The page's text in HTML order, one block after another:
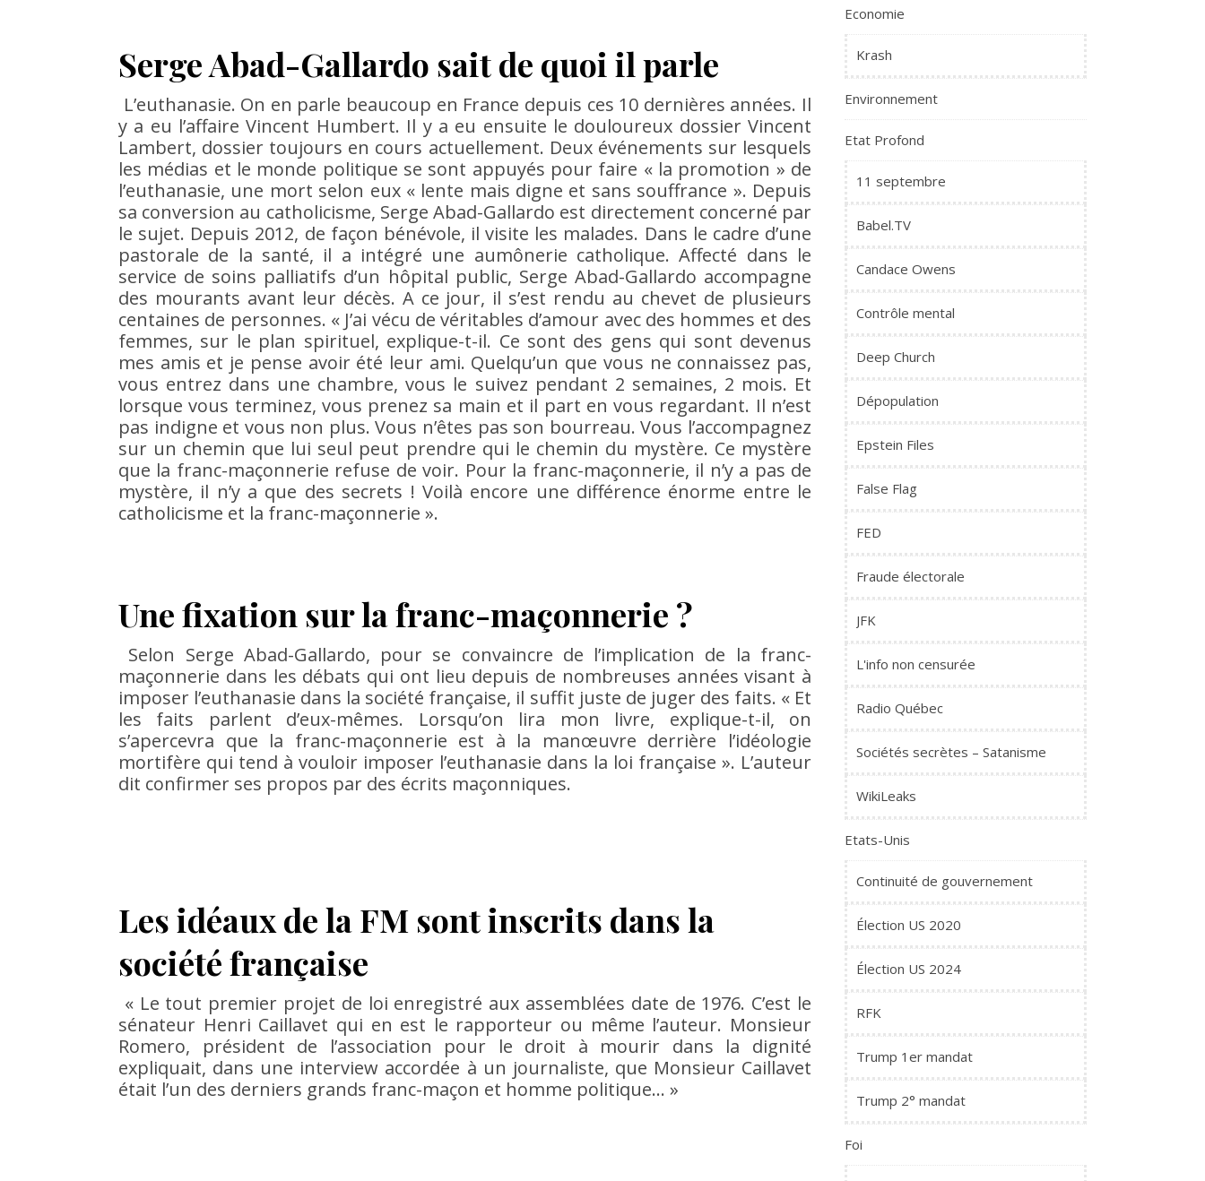
Serge Abad-Gallardo sait de quoi il parle
L’euthanasie. On en parle beaucoup en France depuis ces 10 dernières années. Il
y a eu l’affaire Vincent Humbert. Il y a eu ensuite le douloureux dossier Vincent
Lambert, dossier toujours en cours actuellement. Deux événements sur lesquels
les médias et le monde politique se sont appuyés pour faire « la promotion » de
l’euthanasie, une mort selon eux « lente mais digne et sans souffrance ». Depuis
sa conversion au catholicisme, Serge Abad-Gallardo est directement concerné par
le sujet. Depuis 2012, de façon bénévole, il visite les malades. Dans le cadre d’une
pastorale de la santé, il a intégré une aumônerie catholique. Affecté dans le
service de soins palliatifs d’un hôpital public, Serge Abad-Gallardo accompagne
des mourants avant leur décès. A ce jour, il s’est rendu au chevet de plusieurs
centaines de personnes. « J’ai vécu de véritables d’amour avec des hommes et des
femmes, sur le plan spirituel, explique-t-il. Ce sont des gens qui sont devenus
mes amis et je pense avoir été leur ami. Quelqu’un que vous ne connaissez pas,
vous entrez dans une chambre, vous le suivez pendant 2 semaines, 2 mois. Et
lorsque vous terminez, vous prenez sa main et il part en vous regardant. Il n’est
pas indigne et vous non plus. Vous n’êtes pas son bourreau. Vous l’accompagnez
sur un chemin que lui seul peut prendre qui le chemin du mystère. Ce mystère
que la franc-maçonnerie refuse de voir. Pour la franc-maçonnerie, il n’y a pas de
mystère, il n’y a que des secrets ! Voilà encore une différence énorme entre le
catholicisme et la franc-maçonnerie ».
Une fixation sur la franc-maçonnerie ?
Selon Serge Abad-Gallardo, pour se convaincre de l’implication de la franc-
maçonnerie dans les débats qui ont lieu depuis de nombreuses années visant à
imposer l’euthanasie dans la société française, il suffit juste de juger des faits. « Et
les faits parlent d’eux-mêmes. Lorsqu’on lira mon livre, explique-t-il, on
s’apercevra que la franc-maçonnerie est à la manœuvre derrière l’idéologie
mortifère qui tend à vouloir imposer l’euthanasie dans la loi française ». L’auteur
dit confirmer ses propos par des écrits maçonniques.
Les idéaux de la FM sont inscrits dans la
société française
« Le tout premier projet de loi enregistré aux assemblées date de 1976. C’est le
sénateur Henri Caillavet qui en est le rapporteur ou même l’auteur. Monsieur
Romero, président de l’association pour le droit à mourir dans la dignité
expliquait, dans une interview accordée à un journaliste, que Monsieur Caillavet
était l’un des derniers grands franc-maçon et homme politique… »
Economie
Krash
Environnement
Etat Profond
11 septembre
Babel.TV
Candace Owens
Contrôle mental
Deep Church
Dépopulation
Epstein Files
False Flag
FED
Fraude électorale
JFK
L'info non censurée
Radio Québec
Sociétés secrètes – Satanisme
WikiLeaks
Etats-Unis
Continuité de gouvernement
Élection US 2020
Élection US 2024
RFK
Trump 1er mandat
Trump 2° mandat
Foi